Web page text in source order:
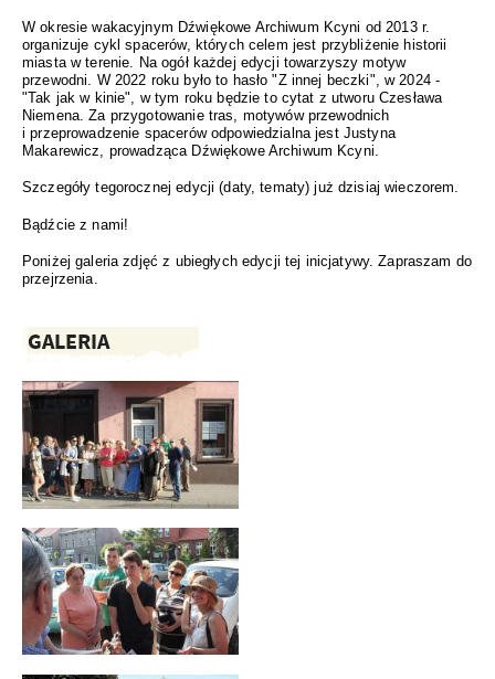
W okresie wakacyjnym Dźwiękowe Archiwum Kcyni od 2013 r.
organizuje cykl spacerów, których celem jest przybliżenie historii
miasta w terenie. Na ogół każdej edycji towarzyszy motyw
przewodni. W 2022 roku było to hasło "Z innej beczki", w 2024 -
"Tak jak w kinie", w tym roku będzie to cytat z utworu Czesława
Niemena. Za przygotowanie tras, motywów przewodnich
i przeprowadzenie spacerów odpowiedzialna jest Justyna
Makarewicz, prowadząca Dźwiękowe Archiwum Kcyni.
Szczegóły tegorocznej edycji (daty, tematy) już dzisiaj wieczorem.
Bądźcie z nami!
Poniżej galeria zdjęć z ubiegłych edycji tej inicjatywy. Zapraszam do
przejrzenia.
GALERIA